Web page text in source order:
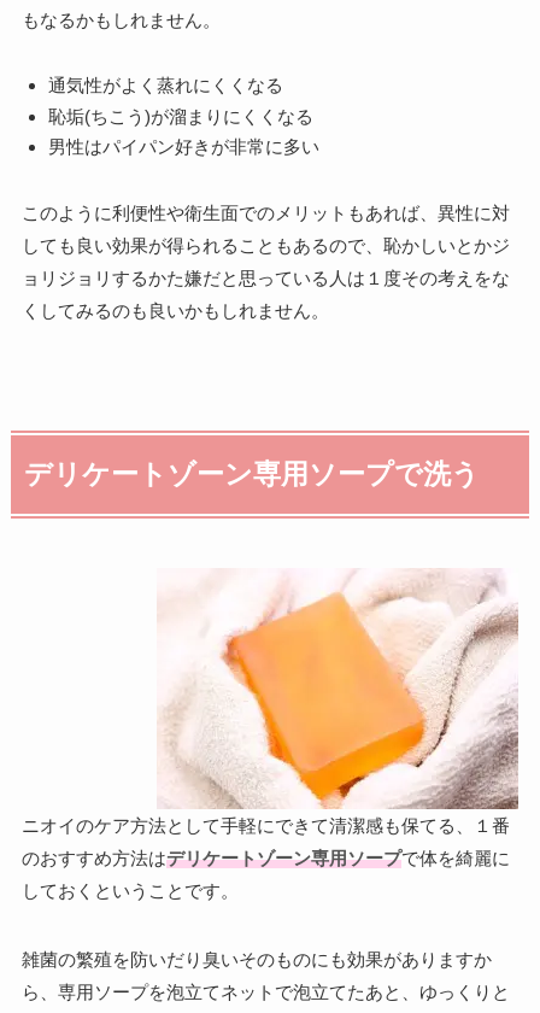
もなるかもしれません。
通気性がよく蒸れにくくなる
恥垢(ちこう)が溜まりにくくなる
男性はパイパン好きが非常に多い
このように利便性や衛生面でのメリットもあれば、異性に対
しても良い効果が得られることもあるので、恥かしいとかジ
ョリジョリするかた嫌だと思っている人は１度その考えをな
くしてみるのも良いかもしれません。
デリケートゾーン専用ソープで洗う
ニオイのケア方法として手軽にできて清潔感も保てる、１番
のおすすめ方法はデリケートゾーン専用ソープで体を綺麗に
しておくということです。
雑菌の繁殖を防いだり臭いそのものにも効果がありますか
ら、専用ソープを泡立てネットで泡立てたあと、ゆっくりと